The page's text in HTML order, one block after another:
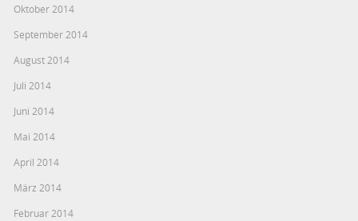
Oktober 2014
September 2014
August 2014
Juli 2014
Juni 2014
Mai 2014
April 2014
März 2014
Februar 2014